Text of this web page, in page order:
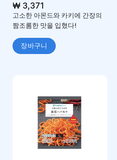
5 중에서
5로 평가
됨
₩3,371
고소한 아몬드와 카키에 간장의
짬조롬한 맛을 입혔다!
장바구니